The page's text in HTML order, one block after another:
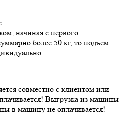
начиная с первого
более 50 кг, то подъем
совместно с клиентом или
Выгрузка из машины
в машину не оплачивается!